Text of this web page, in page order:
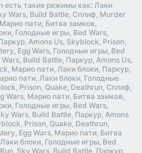
есть такие режимы как: Лаки
Wars, Build Battle, Сплиф, Murder
пати, Битва замков,
Голодные игры, Bed Wars,
Amons Us, Skyblock, Prison,
Egg Wars, Голодные игры, Bed
Build Battle, Паркур, Amons Us,
Марио пати, Лаки блоки, Паркур,
пати, Лаки блоки, Голодные
Prison, Quake, Deathrun, Сплиф,
Wars, Марио пати, Битва замков,
Голодные игры, Bed Wars,
Wars, Build Battle, Паркур, Amons
Prison, Quake, Deathrun,
Egg Wars, Марио пати, Битва
блоки, Голодные игры, Bed
Sky Wars, Build Battle, Паркур,